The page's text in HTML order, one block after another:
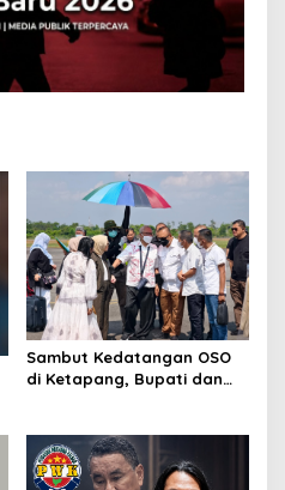
Sambut Kedatangan OSO
di Ketapang, Bupati dan
di Kayong Utara